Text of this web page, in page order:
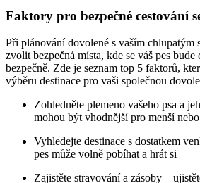
Faktory pro bezpečné cestování
Při plánování dovolené s vaším chlupatým
zvolit bezpečná místa, kde se váš pes
bezpečně. Zde je seznam top 5 faktorů,
výběru destinace pro vaši společnou
Zohledněte plemeno vašeho psa a
mohou být vhodnější pro menší
Vyhledejte destinace s dostatkem
pes může volně pobíhat a hrát si
Zajistěte stravování a zásoby –